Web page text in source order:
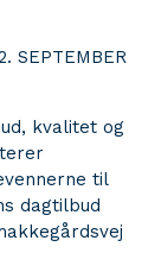
SEPTEMBER
kvalitet og
til
dagtilbud